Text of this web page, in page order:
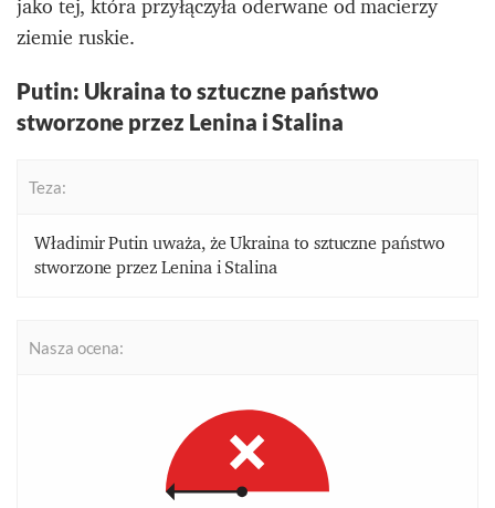
ziemie ruskie.
Putin: Ukraina to sztuczne państwo
stworzone przez Lenina i Stalina
Teza:
Władimir Putin uważa, że Ukraina to sztuczne państwo
stworzone przez Lenina i Stalina
Nasza ocena: